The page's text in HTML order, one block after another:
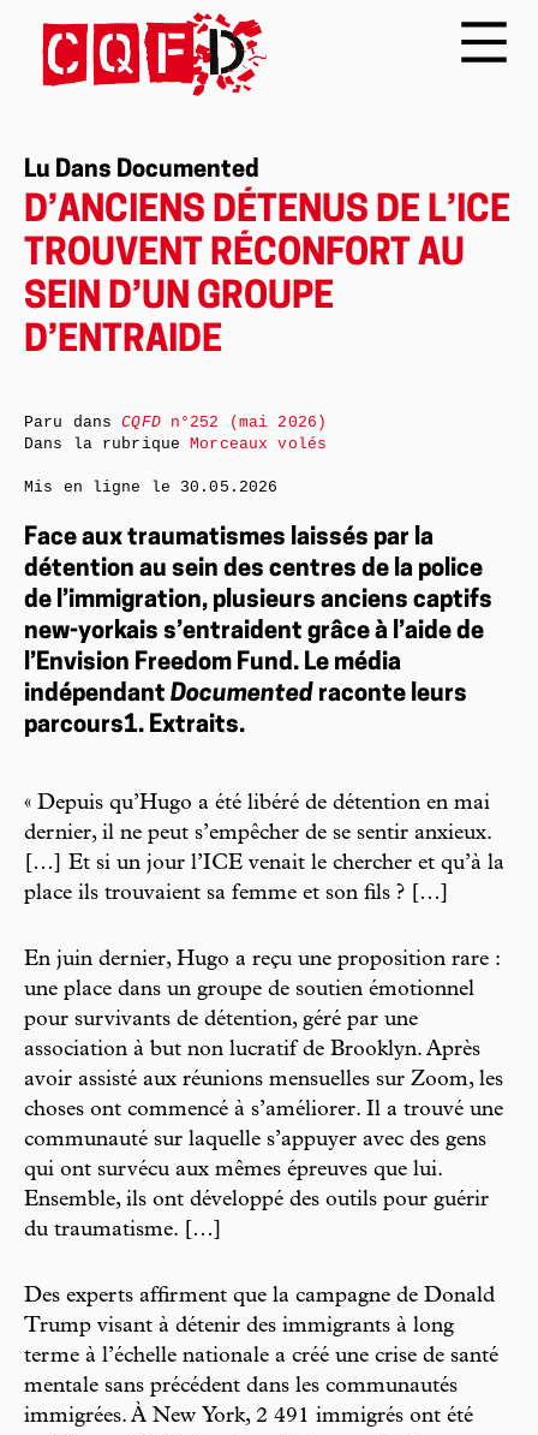
Lu Dans Documented
D’ANCIENS DÉTENUS DE L’ICE
TROUVENT RÉCONFORT AU
SEIN D’UN GROUPE
D’ENTRAIDE
Face aux traumatismes laissés par la
détention au sein des centres de la police
de l’immigration, plusieurs anciens captifs
new-yorkais s’entraident grâce à l’aide de
l’Envision Freedom Fund. Le média
indépendant Documented raconte leurs
parcours1. Extraits.
« Depuis qu’Hugo a été libéré de détention en mai
dernier, il ne peut s’empêcher de se sentir anxieux.
[…] Et si un jour l’ICE venait le chercher et qu’à la
place ils trouvaient sa femme et son fils ? […]
En juin dernier, Hugo a reçu une proposition rare :
une place dans un groupe de soutien émotionnel
pour survivants de détention, géré par une
association à but non lucratif de Brooklyn. Après
avoir assisté aux réunions mensuelles sur Zoom, les
choses ont commencé à s’améliorer. Il a trouvé une
communauté sur laquelle s’appuyer avec des gens
qui ont survécu aux mêmes épreuves que lui.
Ensemble, ils ont développé des outils pour guérir
du traumatisme. […]
Des experts affirment que la campagne de Donald
Trump visant à détenir des immigrants à long
terme à l’échelle nationale a créé une crise de santé
mentale sans précédent dans les communautés
immigrées. À New York, 2 491 immigrés ont été
Paru dansCQFDn°252 (mai 2026)
Dans la rubriqueMorceaux volés
Mis en ligne le 30.05.2026